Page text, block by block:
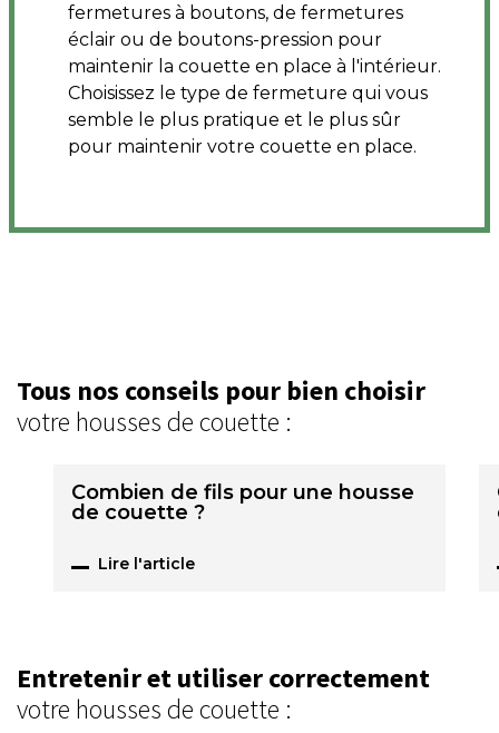
fermetures à boutons, de fermetures
éclair ou de boutons-pression pour
maintenir la couette en place à l'intérieur.
Choisissez le type de fermeture qui vous
semble le plus pratique et le plus sûr
pour maintenir votre couette en place.
Tous nos conseils pour bien choisir
votre housses de couette :
Combien de fils pour une housse
de couette ?
Lire l'article
Entretenir et utiliser correctement
votre housses de couette :